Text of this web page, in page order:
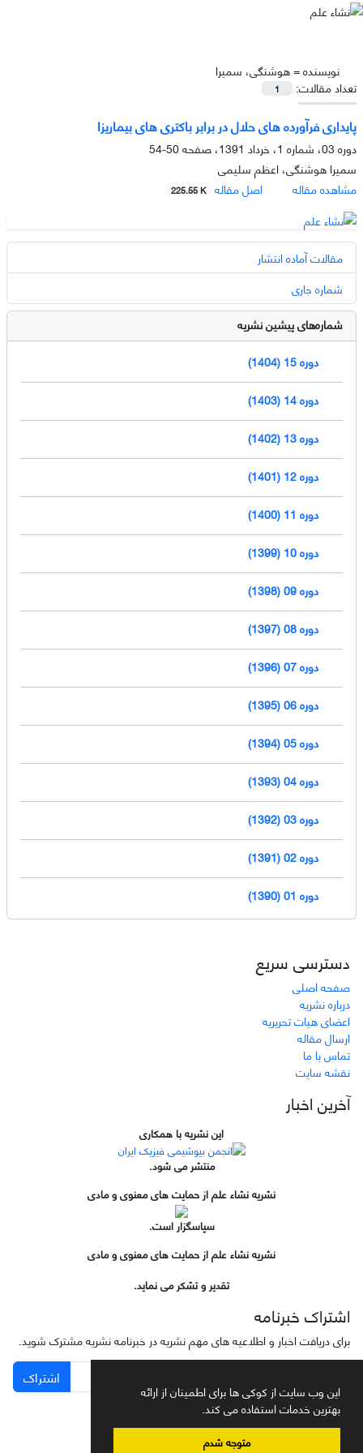
این وب سایت از کوکی ها برای اطمینان از ارائه
بهترین خدمات استفاده می کند.
متوجه شدم
نویسنده =هوشنگی، سمیرا
تعداد مقالات:
1
پایداری فرآورده های حلال در برابر باکتری های بیماریزا
دوره 03، شماره 1، خرداد 1391، صفحه
50-54
سمیرا هوشنگی، اعظم سلیمی
مشاهده مقاله
اصل مقاله 225.55 K
مقالات آماده انتشار
شماره جاری
شماره‌های پیشین نشریه
دوره 15 (1404)
دوره 14 (1403)
دوره 13 (1402)
دوره 12 (1401)
دوره 11 (1400)
دوره 10 (1399)
دوره 09 (1398)
دوره 08 (1397)
دوره 07 (1396)
دوره 06 (1395)
دوره 05 (1394)
دوره 04 (1393)
دوره 03 (1392)
دوره 02 (1391)
دوره 01 (1390)
دسترسی سریع
صفحه اصلی
درباره نشریه
اعضای هیات تحریریه
ارسال مقاله
تماس با ما
نقشه سایت
آخرین اخبار
این نشریه با همکاری
منتشر می شود.
نشریه نشاء علم از حمایت های معنوی و مادی
سپاسگزار است.
نشریه نشاء علم از حمایت های معنوی و مادی
تقدیر و تشکر می نماید.
اشتراک خبرنامه
برای دریافت اخبار و اطلاعیه های مهم نشریه در خبرنامه نشریه مشترک شوید.
اشتراک